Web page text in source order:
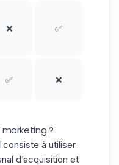
❌ ✅
✅ ❌
?
consiste à utiliser
d’acquisition et